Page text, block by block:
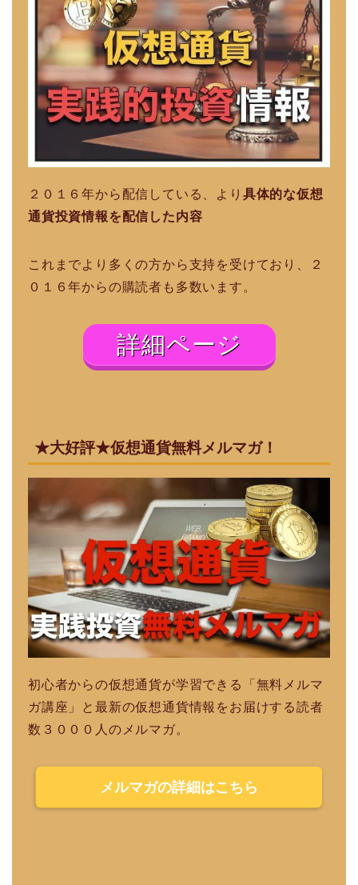
２０１６年から配信している、より 具体的な仮想
通貨投資情報を配信した内容
これまでより多くの方から支持を受けており、２
０１６年からの購読者も多数います。
詳細ページ
★大好評★仮想通貨無料メルマガ！
初心者からの仮想通貨が学習できる「無料メルマ
ガ講座」と最新の仮想通貨情報をお届けする読者
数３０００人のメルマガ。
メルマガの詳細はこちら